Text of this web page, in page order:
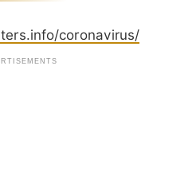
coronavirus/